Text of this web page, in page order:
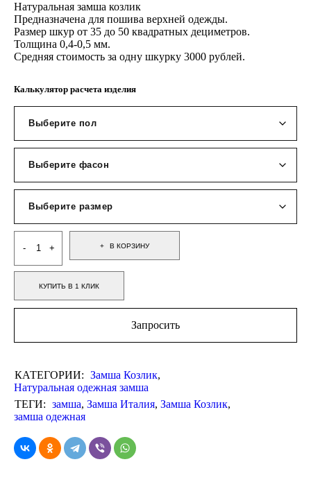
Натуральная замша козлик
Предназначена для пошива верхней одежды.
Размер шкур от 35 до 50 квадратных дециметров.
Толщина 0,4-0,5 мм.
Средняя стоимость за одну шкурку 3000 рублей.
Калькулятор расчета изделия
В КОРЗИНУ
КУПИТЬ В 1 КЛИК
Запросить
КАТЕГОРИИ: Замша Козлик,
Натуральная одежная замша
ТЕГИ: замша, Замша Италия, Замша Козлик,
замша одежная